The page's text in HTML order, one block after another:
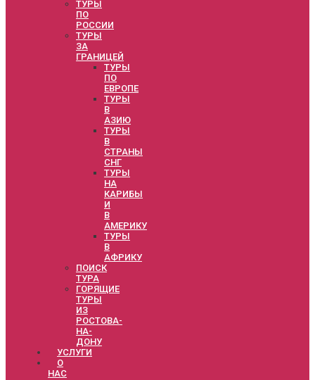
ТУРЫ
ПО
РОССИИ
ТУРЫ
ЗА
ГРАНИЦЕЙ
ТУРЫ
ПО
ЕВРОПЕ
ТУРЫ
В
АЗИЮ
ТУРЫ
В
СТРАНЫ
СНГ
ТУРЫ
НА
КАРИБЫ
И
В
АМЕРИКУ
ТУРЫ
В
АФРИКУ
ПОИСК
ТУРА
ГОРЯЩИЕ
ТУРЫ
ИЗ
РОСТОВА-
НА-
ДОНУ
УСЛУГИ
О
НАС